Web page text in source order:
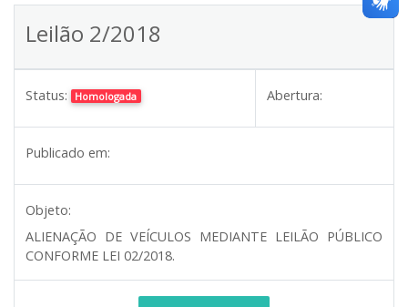
Leilão 2/2018
Status: Homologada Abertura:
Publicado em:
Objeto:
ALIENAÇÃO DE VEÍCULOS MEDIANTE LEILÃO PÚBLICO
CONFORME LEI 02/2018.